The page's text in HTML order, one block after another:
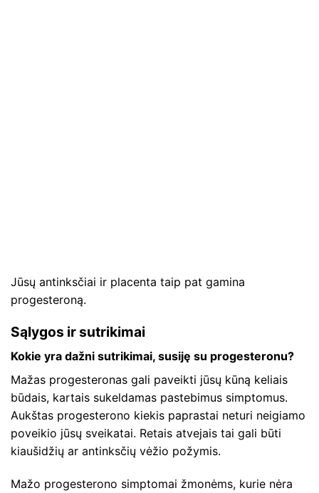
Jūsų antinksčiai ir placenta taip pat gamina
progesteroną.
Sąlygos ir sutrikimai
Kokie yra dažni sutrikimai, susiję su progesteronu?
Mažas progesteronas gali paveikti jūsų kūną keliais
būdais, kartais sukeldamas pastebimus simptomus.
Aukštas progesterono kiekis paprastai neturi neigiamo
poveikio jūsų sveikatai. Retais atvejais tai gali būti
kiaušidžių ar antinksčių vėžio požymis.
Mažo progesterono simptomai žmonėms, kurie nėra